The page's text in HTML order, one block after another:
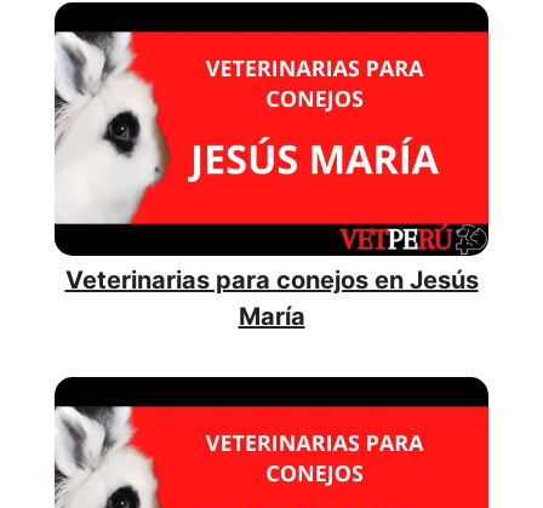
Veterinarias para conejos en Jesús
María